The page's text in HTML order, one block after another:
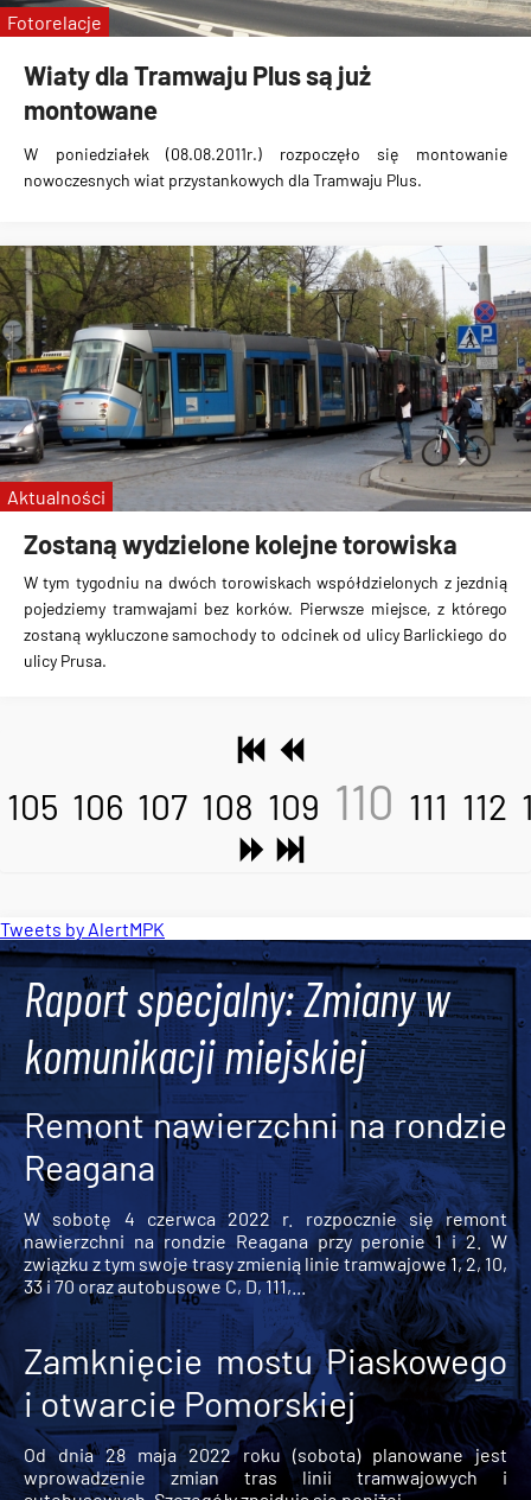
Wiaty dla Tramwaju Plus są już
montowane
W poniedziałek (08.08.2011r.) rozpoczęło się montowanie
nowoczesnych wiat przystankowych dla Tramwaju Plus.
Fotorelacje
Zostaną wydzielone kolejne torowiska
W tym tygodniu na dwóch torowiskach współdzielonych z jezdnią
pojedziemy tramwajami bez korków. Pierwsze miejsce, z którego
zostaną wykluczone samochody to odcinekod ulicy Barlickiego do
ulicy Prusa.
Aktualności
105 106 107 108 109 110 111 112
Tweets by AlertMPK
Raport specjalny: Zmiany w
komunikacji miejskiej
Remont nawierzchni na rondzie
Reagana
W sobotę 4 czerwca 2022 r. rozpocznie się remont
nawierzchni na rondzie Reagana przy peronie 1 i 2. W
związku z tym swoje trasy zmienią linie tramwajowe 1, 2, 10,
33 i 70 oraz autobusowe C, D, 111,...
Zamknięcie mostu Piaskowego
i otwarcie Pomorskiej
Od dnia 28 maja 2022 roku (sobota) planowane jest
wprowadzenie zmian tras linii tramwajowych i